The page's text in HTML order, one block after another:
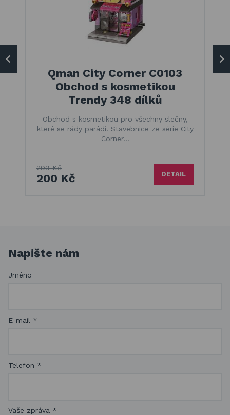
Qman City Corner C0103
Obchod s kosmetikou
Trendy 348 dílků
Obchod s kosmetikou pro všechny slečny,
které se rády parádí. Stavebnice ze série City
Corner…
299 Kč
200 Kč DETAIL
Napište nám
Jméno
E-mail *
Telefon *
Vaše zpráva *